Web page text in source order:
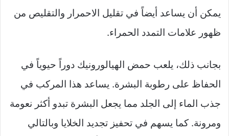
يمكن أن يساعد أيضاً في تقليل الاحمرار والتقليص من
ظهور علامات التمدد الحمراء.
بجانب ذلك، يلعب حمض الهيالورونيك دوراً حيوياً في
الحفاظ على رطوبة البشرة. يساعد هذا المركب في
جذب الماء إلى الجلد مما يجعل البشرة تبدو أكثر نعومة
ومرونة. كما يسهم في تحفيز تجديد الخلايا وبالتالي